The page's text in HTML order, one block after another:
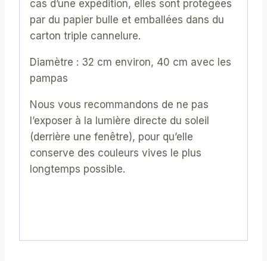
cas d’une expédition, elles sont protégées
par du papier bulle et emballées dans du
carton triple cannelure.
Diamètre : 32 cm environ, 40 cm avec les
pampas
Nous vous recommandons de ne pas
l’exposer à la lumière directe du soleil
(derrière une fenêtre), pour qu’elle
conserve des couleurs vives le plus
longtemps possible.